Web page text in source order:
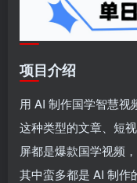
项目介绍
用 AI 制作国学智慧视
这种类型的文章、短
屏都是爆款国学视频，
其中蛮多都是 AI 制作